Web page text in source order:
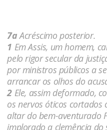
7aAcréscimo posterior.
1 Em Assis, um homem,
pelo rigor secular da
por ministros públicos a
arrancar os olhos do
2 Ele, assim deformado,
os nervos óticos cortados
altar do bem-aventurado
implorado a clemência do